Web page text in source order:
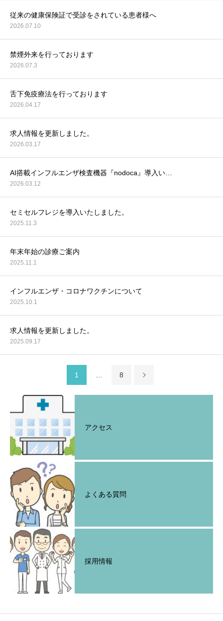
従来の健康保険証で受診をされている患者様へ
2026.07.10
禁煙外来を行っております
2026.07.3
舌下免疫療法を行っております
2026.04.17
求人情報を更新しました。
2026.03.17
AI搭載インフルエンザ検査機器『nodoca』導入い…
2026.03.12
セミセルフレジを導入いたしました。
2025.11.3
年末年始の診療ご案内
2025.11.1
インフルエンザ・コロナワクチンについて
2025.10.1
求人情報を更新しました。
2025.09.17
1 8
アクセス
よくある質問
採用情報